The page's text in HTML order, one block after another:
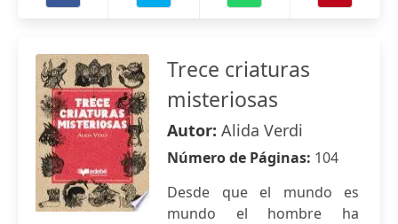
Trece criaturas
misteriosas
Autor: Alida Verdi
Número de Páginas: 104
Desde que el mundo es
mundo el hombre ha